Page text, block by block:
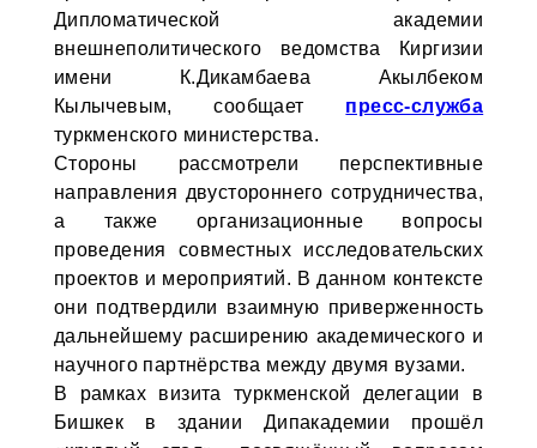
Дипломатической академии
внешнеполитического ведомства Киргизии
имени К.Дикамбаева Акылбеком
Кылычевым, сообщает пресс-служба
туркменского министерства.
Стороны рассмотрели перспективные
направления двустороннего сотрудничества,
а также организационные вопросы
проведения совместных исследовательских
проектов и мероприятий. В данном контексте
они подтвердили взаимную приверженность
дальнейшему расширению академического и
научного партнёрства между двумя вузами.
В рамках визита туркменской делегации в
Бишкек в здании Дипакадемии прошёл